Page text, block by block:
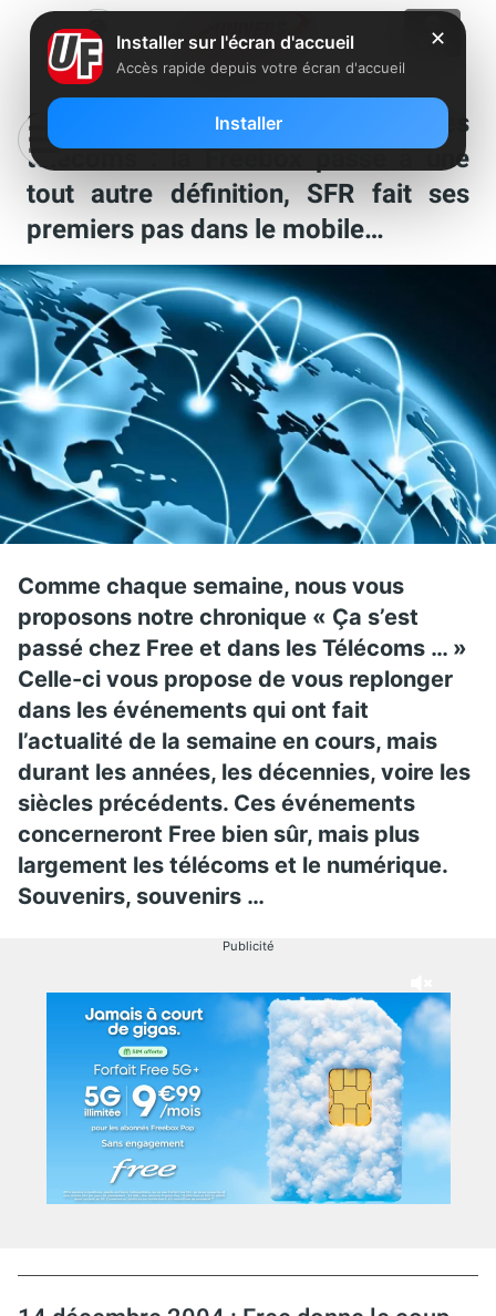
Ça s’est passé chez Free et dans les
télécoms : la Freebox passe à une
tout autre définition, SFR fait ses
premiers pas dans le mobile…
Comme chaque semaine, nous vous
proposons notre chronique « Ça s’est
passé chez Free et dans les Télécoms … »
Celle-ci vous propose de vous replonger
dans les événements qui ont fait
l’actualité de la semaine en cours, mais
durant les années, les décennies, voire les
siècles précédents. Ces événements
concerneront Free bien sûr, mais plus
largement les télécoms et le numérique.
Souvenirs, souvenirs …
Publicité
✕
Installer sur l'écran d'accueil
Accès rapide depuis votre écran d'accueil
Installer